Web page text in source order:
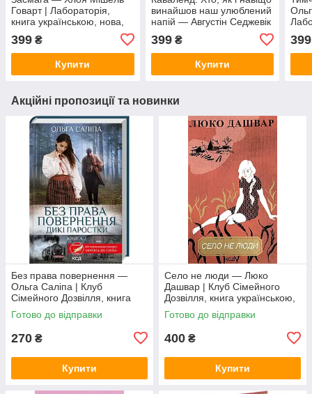
Говарт | Лабораторія,
книга українською, нова,
399 ₴
Купити
винайшов наш улюблений
напій — Августін Седжевік
| Лабораторія, м'яка, книга
українською, нова
399₴
Купити
399
Акційні пропозиції та новинки
Без права повернення —
Ольга Саліпа | Клуб
Сімейного Дозвілля, книга
українською, нова, тверда
Готово до відправки
270 ₴
Купити
Село не люди — Люко
Дашвар | Клуб Сімейного
Дозвілля, книга українською,
нова, тверда
Готово до відправки
400 ₴
Купити